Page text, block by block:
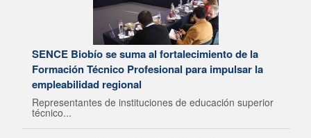
SENCE Biobío se suma al fortalecimiento de la
Formación Técnico Profesional para impulsar la
empleabilidad regional
Representantes de instituciones de educación superior
técnico...